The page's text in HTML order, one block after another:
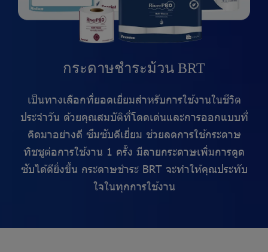
กระดาษชำระม้วน BRT
เป็นทางเลือกที่ยอดเยี่ยมสำหรับการใช้งานในชีวิต
ประจำวัน ด้วยคุณสมบัติที่โดดเด่นและการออกแบบที่
คิดมาอย่างดี ซึมซับดีเยี่ยม ช่วยลดการใช้กระดาษ
ทิชชูต่อการใช้งาน 1 ครั้ง มีลายกระดาษเพิ่มการดูด
ซับได้ดียิ่งขึ้น กระดาษชำระ BRT จะทำให้คุณประทับ
ใจในทุกการใช้งาน